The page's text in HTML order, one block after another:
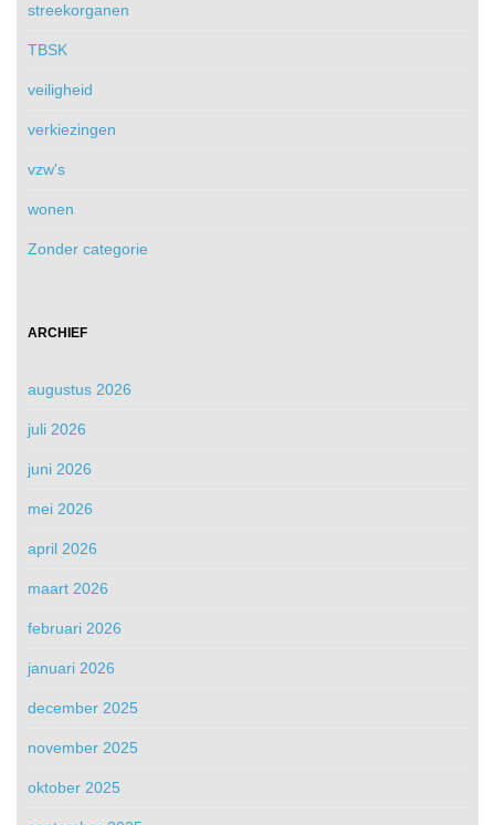
streekorganen
TBSK
veiligheid
verkiezingen
vzw's
wonen
Zonder categorie
ARCHIEF
augustus 2026
juli 2026
juni 2026
mei 2026
april 2026
maart 2026
februari 2026
januari 2026
december 2025
november 2025
oktober 2025